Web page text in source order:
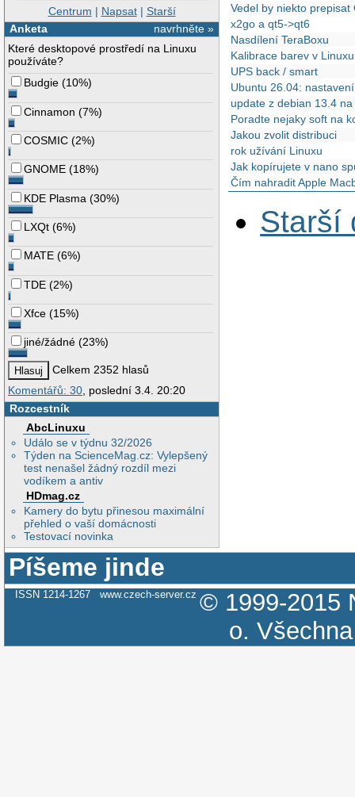
Centrum | Napsat| Starší
navrhněte »
Anketa
Které desktopové prostředí na Linuxu
používáte?
Budgie (10%)
Cinnamon (7%)
COSMIC (2%)
GNOME (18%)
KDE Plasma (30%)
LXQt (6%)
MATE (6%)
TDE (2%)
Xfce (15%)
jiné/žádné (23%)
Celkem 2352 hlasů
Komentářů: 30 , poslední 3.4. 20:20
Rozcestník
AbcLinuxu
Událo se v týdnu 32/2026
Týden na ScienceMag.cz: Vylepšený
test nenašel žádný rozdíl mezi
vodíkem a antiv
HDmag.cz
Kamery do bytu přinesou maximální
přehled o vaší domácnosti
Testovací novinka
Vedel by niekto
x2go a qt5->qt6
Nasdílení TeraBoxu
Kalibrace barev v
UPS back / smart
Ubuntu 26.04:
update z debian 13.4
Poradte nejaky soft na
Jakou zvolit distribuci
rok užívání Linuxu
Jak kopírujete v nano
Čím nahradit Apple
Starší
Píšeme jinde
ISSN 1214-1267 www.czech-server.cz © 1999-2015
o.